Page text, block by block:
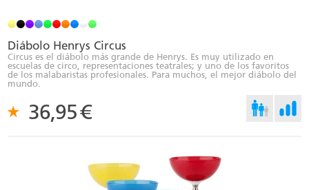
Diábolo Henrys Circus
Circus es el diábolo más grande de Henrys. Es muy utilizado en
escuelas de circo, representaciones teatrales; y uno de los favoritos
de los malabaristas profesionales. Para muchos, el mejor diábolo del
mundo.
36,95€